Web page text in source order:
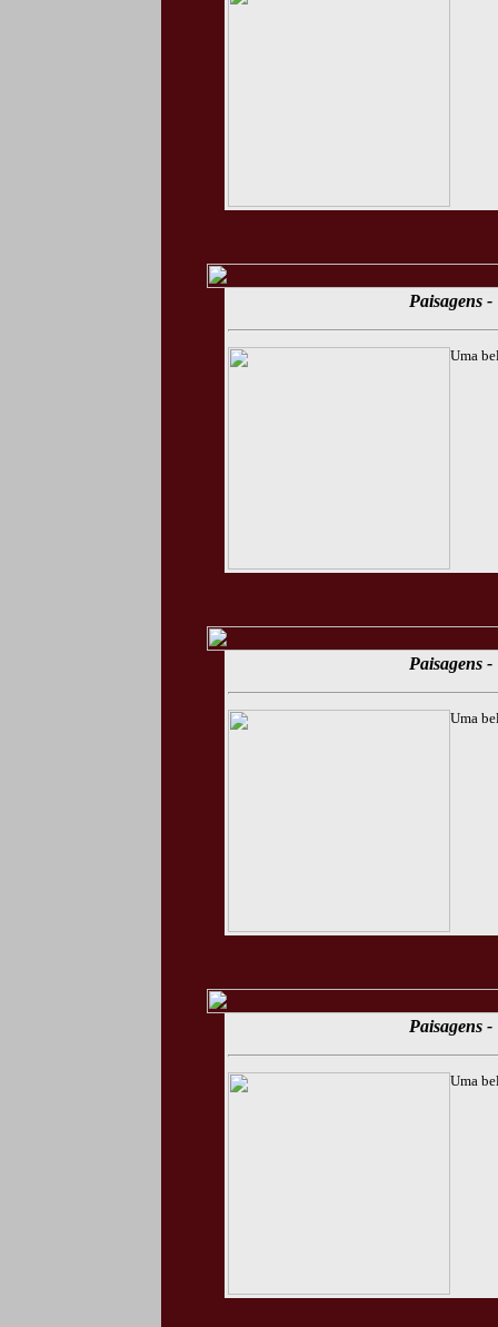
Paisagens
Uma
Paisagens
Uma
Paisagens
Uma